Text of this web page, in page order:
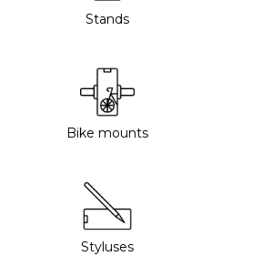
Stands
Bike mounts
Styluses